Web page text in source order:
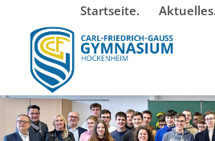
Startseite. Aktuelles.